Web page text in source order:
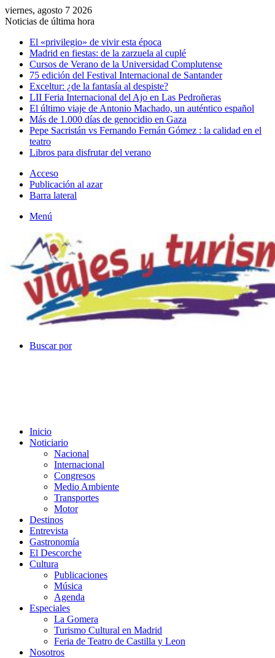
viernes, agosto 7 2026
Noticias de última hora
El «privilegio» de vivir esta época
Madrid en fiestas: de la zarzuela al cuplé
Cursos de Verano de la Universidad Complutense
75 edición del Festival Internacional de Santander
Exceltur: ¿de la fantasía al despiste?
LII Feria Internacional del Ajo en Las Pedroñeras
El último viaje de Antonio Machado, un auténtico español
Más de 1.000 días de genocidio en Gaza
Pepe Sacristán vs Fernando Fernán Gómez : la calidad en el
teatro
Libros para disfrutar del verano
Acceso
Publicación al azar
Barra lateral
Menú
Buscar por
Inicio
Noticiario
Nacional
Internacional
Congresos
Medio Ambiente
Transportes
Motor
Destinos
Entrevista
Gastronomía
El Descorche
Cultura
Publicaciones
Música
Agenda
Especiales
La Gomera
Turismo Cultural en Madrid
Feria de Teatro de Castilla y Leon
Nosotros